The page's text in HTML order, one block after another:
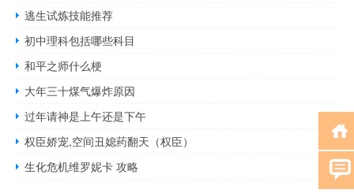
逃生试炼技能推荐
初中理科包括哪些科目
和平之师什么梗
大年三十煤气爆炸原因
过年请神是上午还是下午
权臣娇宠,空间丑媳药翻天（权臣）
生化危机维罗妮卡 攻略